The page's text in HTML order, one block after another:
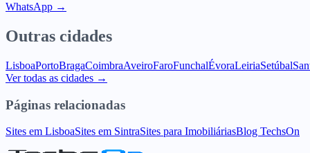
WhatsApp →
Outras cidades
LisboaPortoBragaCoimbraAveiroFaroFunchalÉvoraLeiriaSetúbal
Ver todas as cidades →
Páginas relacionadas
Sites em LisboaSites em SintraSites para ImobiliáriasBlog TechsOn